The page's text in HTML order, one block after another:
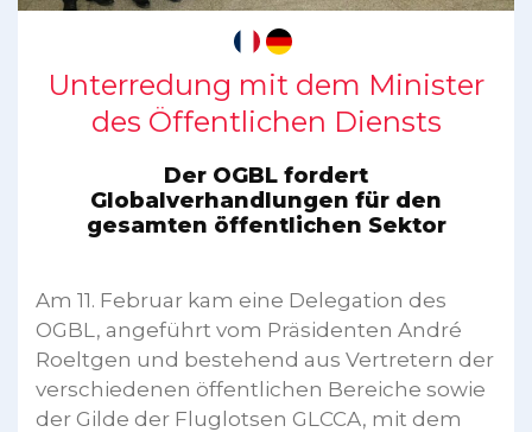
Unterredung mit dem Minister
des Öffentlichen Diensts
Der OGBL fordert
Globalverhandlungen für den
gesamten öffentlichen Sektor
Am 11. Februar kam eine Delegation des
OGBL, angeführt vom Präsidenten André
Roeltgen und bestehend aus Vertretern der
verschiedenen öffentlichen Bereiche sowie
der Gilde der Fluglotsen GLCCA, mit dem